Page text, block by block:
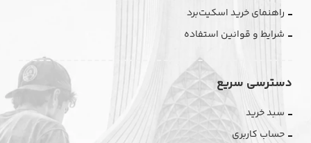
راهنمای خرید اسکیت‌برد
شرایط و قوانین استفاده
دسترسی سریع
سبد خرید
حساب کاربری